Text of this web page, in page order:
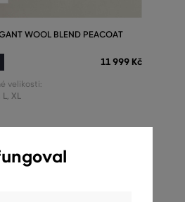
WOOL BLEND PEACOAT
11 999 Kč
velikosti:
L, XL